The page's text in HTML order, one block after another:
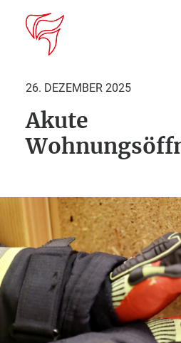
DEIN
26. DEZEMBER 2025
Akute